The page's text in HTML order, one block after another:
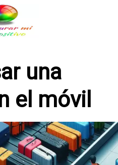
una
el móvil